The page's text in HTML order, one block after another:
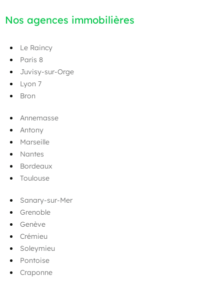
Nos agences immobilières
Le Raincy
Paris 8
Juvisy-sur-Orge
Lyon 7
Bron
Annemasse
Antony
Marseille
Nantes
Bordeaux
Toulouse
Sanary-sur-Mer
Grenoble
Genève
Crémieu
Soleymieu
Pontoise
Craponne